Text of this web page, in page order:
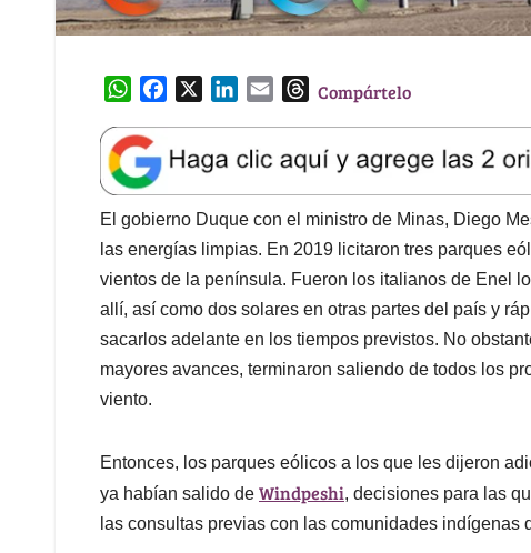
W
a
t
s
A
p
p
e
b
o
o
k
k
e
d
I
n
l
T
e
a
d
s
Compártelo
El gobierno Duque con el ministro de Minas, Diego
las energías limpias. En 2019 licitaron tres parques
vientos de la península. Fueron los italianos de Enel
allí, así como dos solares en otras partes del país y
sacarlos adelante en los tiempos previstos. No
mayores avances, terminaron saliendo de todos los
viento.
Entonces, los parques eólicos a los que les dijeron
ya habían salido de Windpeshi, decisiones para las
las consultas previas con las comunidades indígenas